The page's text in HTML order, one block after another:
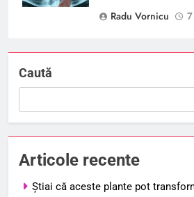
Radu Vornicu
Caută
Articole recente
Știai că aceste plante pot